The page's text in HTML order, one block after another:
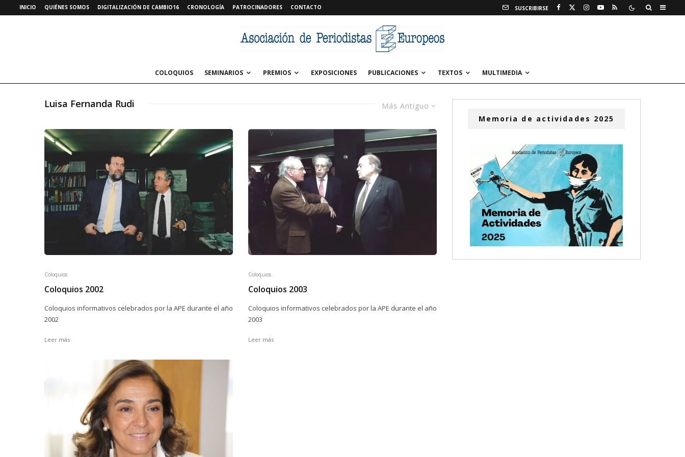
INICIO QUIÉNES SOMOS DIGITALIZACIÓN DE CAMBIO16 CRONOLOGÍA PATROCINADORES CONTACTO SUSCRIBIRSE
COLOQUIOS SEMINARIOS PREMIOS EXPOSICIONES PUBLICACIONES TEXTOS MULTIMEDIA
Más Antiguo
Luisa Fernanda Rudi
Coloquios
Coloquios 2002
Coloquios informativos celebrados por la APE durante el año
2002
Leer más
Coloquios
Coloquios 2003
Coloquios informativos celebrados por la APE durante el año
2003
Leer más
Memoria de actividades 2025